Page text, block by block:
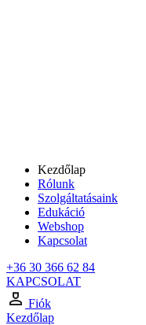
Kezdőlap
Rólunk
Szolgáltatásaink
Edukáció
Webshop
Kapcsolat
+36 30 366 62 84
KAPCSOLAT
Fiók
Kezdőlap